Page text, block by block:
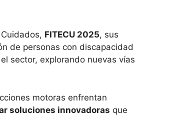
FITECU 2025, sus
de personas con discapacidad
sector, explorando nuevas vías
motoras enfrentan
soluciones innovadoras que